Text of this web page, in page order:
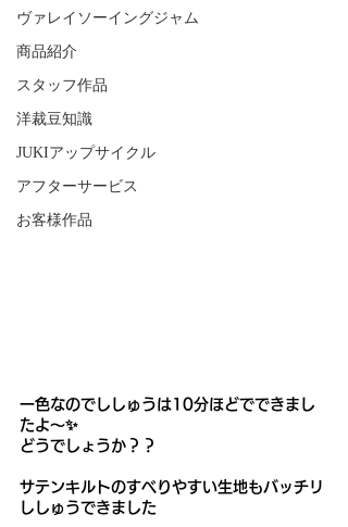
ヴァレイソーイングジャム
商品紹介
スタッフ作品
洋裁豆知識
JUKIアップサイクル
アフターサービス
お客様作品
一色なのでししゅうは10分ほどでできまし
たよ～✨
どうでしょうか？？
サテンキルトのすべりやすい生地もバッチリ
ししゅうできました